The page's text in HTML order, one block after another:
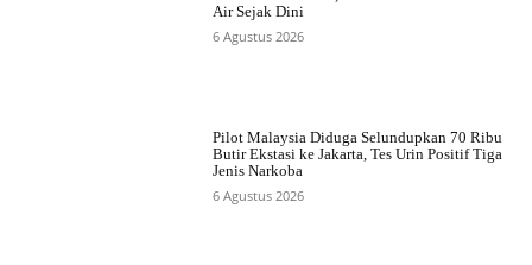
Air Sejak Dini
6 Agustus 2026
Pilot Malaysia Diduga Selundupkan 70 Ribu
Butir Ekstasi ke Jakarta, Tes Urin Positif Tiga
Jenis Narkoba
6 Agustus 2026